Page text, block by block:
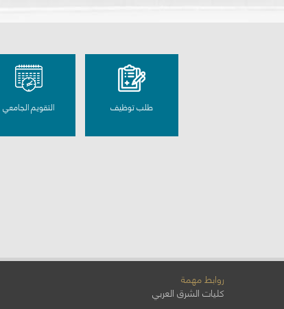
طلب توظيف التقويم الجامعي
روابط مهمة
كليات الشرق العربي